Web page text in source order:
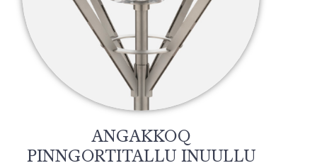
ANGAKKOQ
PINNGORTITALLU INUULLU